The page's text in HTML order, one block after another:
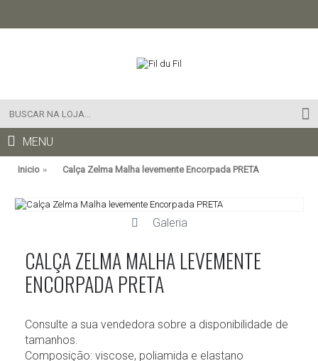
MENU
Inicio Calça Zelma Malha levemente Encorpada PRETA
Galeria
CALÇA ZELMA MALHA LEVEMENTE
ENCORPADA PRETA
Consulte a sua vendedora sobre a disponibilidade de
tamanhos.
Composição: viscose, poliamida e elastano